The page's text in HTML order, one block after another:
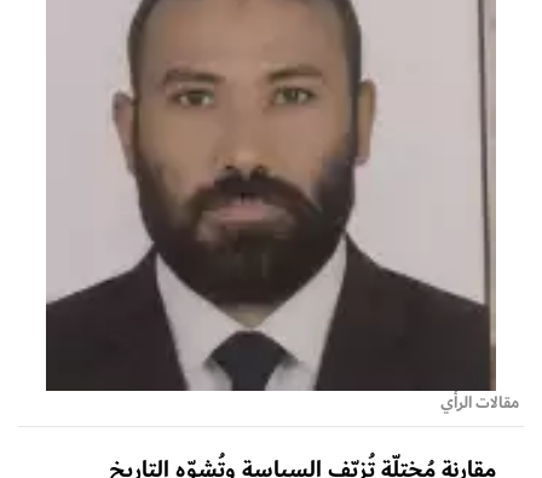
مقالات الرأي
مقارنة مُختلّة تُزيّف السياسة وتُشوّه التاريخ